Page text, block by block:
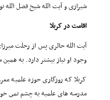
شیرازى و آیت الله شیخ فضل
اقامت در کربلا
آیت الله حائرى پس از رحلت
وجود او نیاز بیشتر دارد. به
کربلا که روزگارى حوزه
مدرسه هاى علمیه به چشم نمى